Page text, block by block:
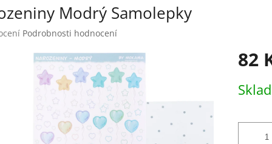
Modrý Samolepky
Podrobnosti hodnocení
82
cena: